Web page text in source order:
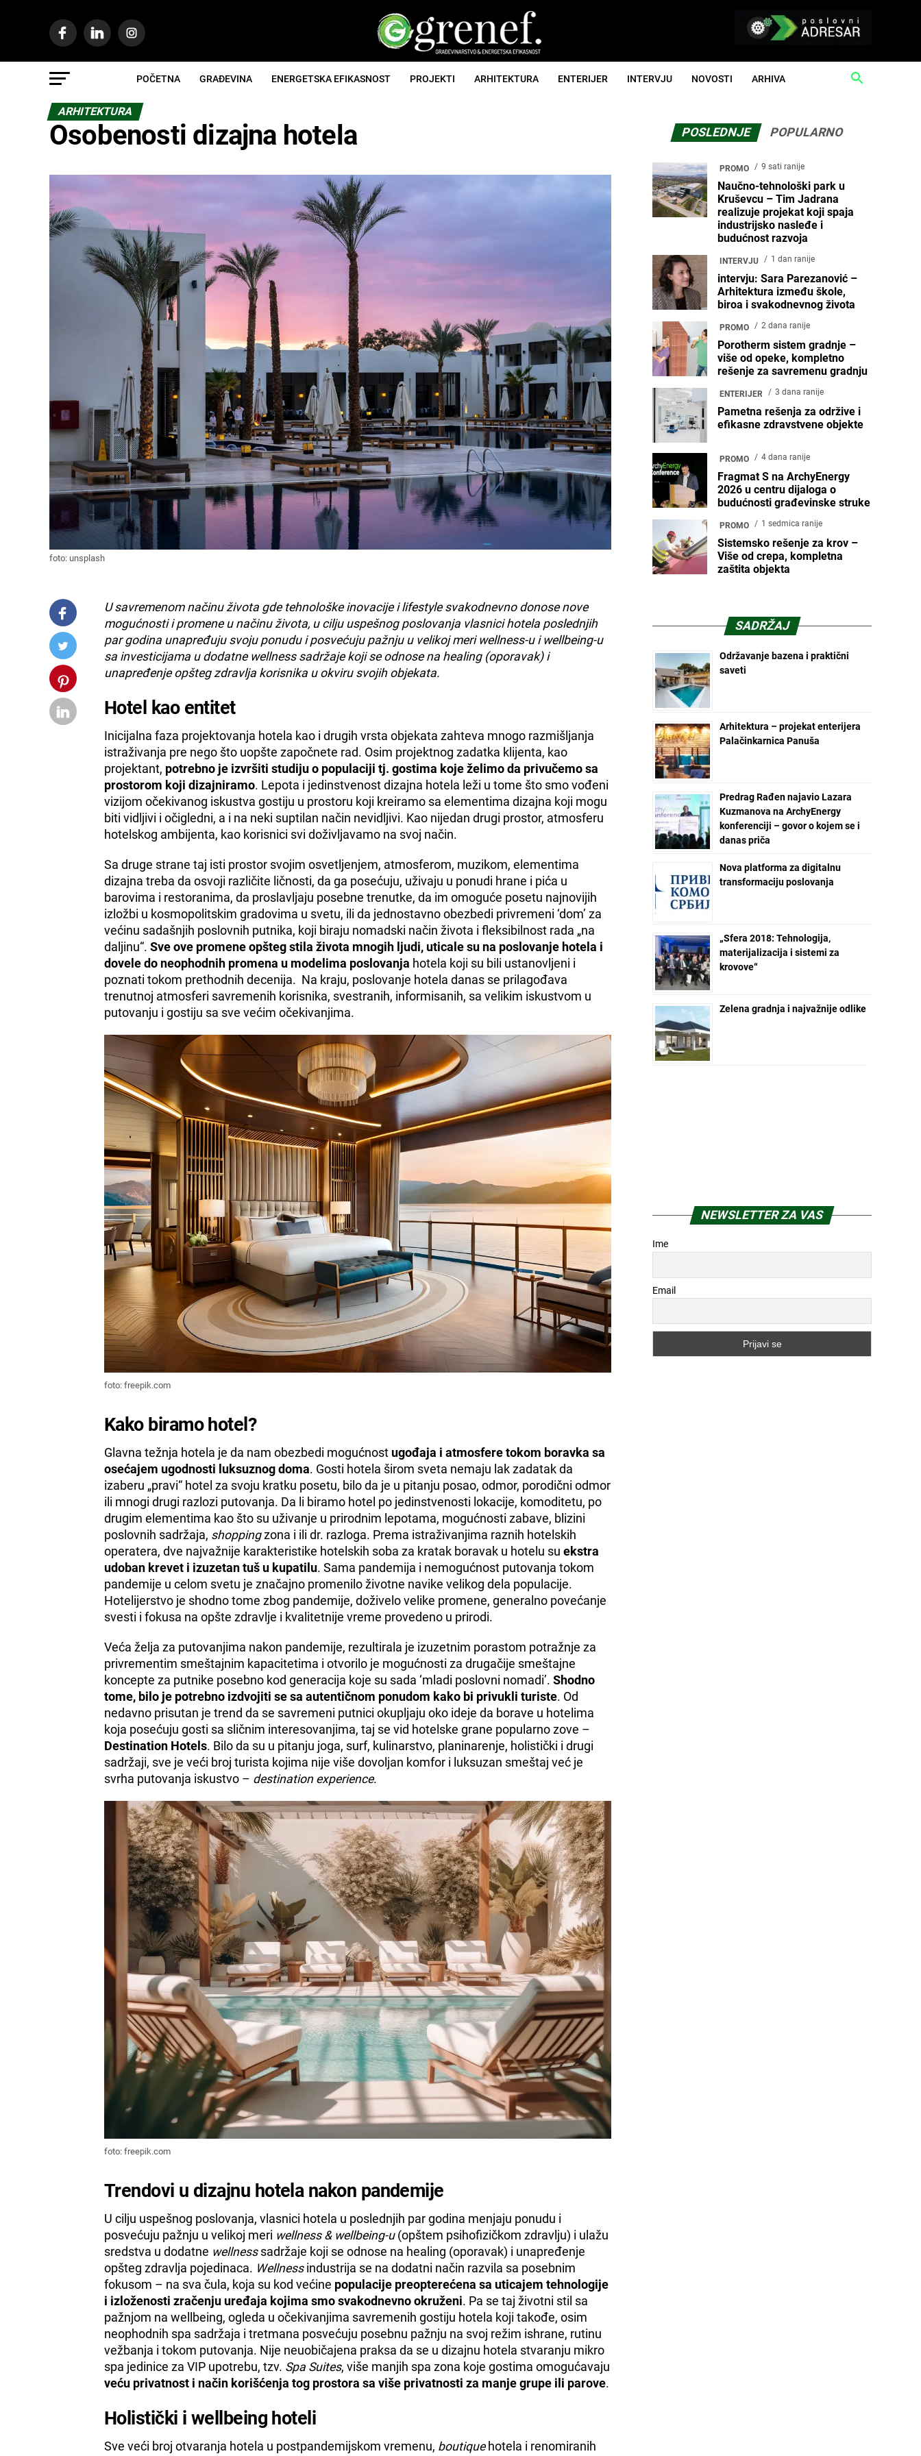
POČETNA GRAĐEVINA ENERGETSKA EFIKASNOST PROJEKTI ARHITEKTURA ENTERIJER INTERVJU NOVOSTI ARHIVA
ARHITEKTURA
Osobenosti dizajna hotela
foto: unsplash
U savremenom načinu života gde tehnološke inovacije i lifestyle svakodnevno donose nove
mogućnosti i promene u načinu života, u cilju uspešnog poslovanja vlasnici hotela poslednjih
par godina unapređuju svoju ponudu i posvećuju pažnju u velikoj meri wellness-u i wellbeing-u
sa investicijama u dodatne wellness sadržaje koji se odnose na healing (oporavak) i
unapređenje opšteg zdravlja korisnika u okviru svojih objekata.
Hotel kao entitet
Inicijalna faza projektovanja hotela kao i drugih vrsta objekata zahteva mnogo razmišljanja
istraživanja pre nego što uopšte započnete rad. Osim projektnog zadatka klijenta, kao
projektant, potrebno je izvršiti studiju o populaciji tj. gostima koje želimo da privučemo sa
prostorom koji dizajniramo. Lepota i jedinstvenost dizajna hotela leži u tome što smo vođeni
vizijom očekivanog iskustva gostiju u prostoru koji kreiramo sa elementima dizajna koji mogu
biti vidljivi i očigledni, a i na neki suptilan način nevidljivi. Kao nijedan drugi prostor, atmosferu
hotelskog ambijenta, kao korisnici svi doživljavamo na svoj način.
Sa druge strane taj isti prostor svojim osvetljenjem, atmosferom, muzikom, elementima
dizajna treba da osvoji različite ličnosti, da ga posećuju, uživaju u ponudi hrane i pića u
barovima i restoranima, da proslavljaju posebne trenutke, da im omoguće posetu najnovijih
izložbi u kosmopolitskim gradovima u svetu, ili da jednostavno obezbedi privremeni ‘dom’ za
većinu sadašnjih poslovnih putnika, koji biraju nomadski način života i fleksibilnost rada „na
daljinu“. Sve ove promene opšteg stila života mnogih ljudi, uticale su na poslovanje hotela i
dovele do neophodnih promena u modelima poslovanja hotela koji su bili ustanovljeni i
poznati tokom prethodnih decenija. Na kraju, poslovanje hotela danas se prilagođava
trenutnoj atmosferi savremenih korisnika, svestranih, informisanih, sa velikim iskustvom u
putovanju i gostiju sa sve većim očekivanjima.
foto: freepik.com
Kako biramo hotel?
Glavna težnja hotela je da nam obezbedi mogućnost ugođaja i atmosfere tokom boravka sa
osećajem ugodnosti luksuznog doma. Gosti hotela širom sveta nemaju lak zadatak da
izaberu „pravi“ hotel za svoju kratku posetu, bilo da je u pitanju posao, odmor, porodični odmor
ili mnogi drugi razlozi putovanja. Da li biramo hotel po jedinstvenosti lokacije, komoditetu, po
drugim elementima kao što su uživanje u prirodnim lepotama, mogućnosti zabave, blizini
poslovnih sadržaja, shoppingzona i ili dr. razloga. Prema istraživanjima raznih hotelskih
operatera, dve najvažnije karakteristike hotelskih soba za kratak boravak u hotelu su ekstra
udoban krevet i izuzetan tuš u kupatilu. Sama pandemija i nemogućnost putovanja tokom
pandemije u celom svetu je značajno promenilo životne navike velikog dela populacije.
Hotelijerstvo je shodno tome zbog pandemije, doživelo velike promene, generalno povećanje
svesti i fokusa na opšte zdravlje i kvalitetnije vreme provedeno u prirodi.
Veća želja za putovanjima nakon pandemije, rezultirala je izuzetnim porastom potražnje za
privrementim smeštajnim kapacitetima i otvorilo je mogućnosti za drugačije smeštajne
koncepte za putnike posebno kod generacija koje su sada ‘mladi poslovni nomadi’. Shodno
tome, bilo je potrebno izdvojiti se sa autentičnom ponudom kako bi privukli turiste. Od
nedavno prisutan je trend da se savremeni putnici okupljaju oko ideje da borave u hotelima
koja posećuju gosti sa sličnim interesovanjima, taj se vid hotelske grane popularno zove –
Destination Hotels. Bilo da su u pitanju joga, surf, kulinarstvo, planinarenje, holistički i drugi
sadržaji, sve je veći broj turista kojima nije više dovoljan komfor i luksuzan smeštaj već je
svrha putovanja iskustvo – destination experience.
foto: freepik.com
Trendovi u dizajnu hotela nakon pandemije
U cilju uspešnog poslovanja, vlasnici hotela u poslednjih par godina menjaju ponudu i
posvećuju pažnju u velikoj meri wellness & wellbeing-u(opštem psihofizičkom zdravlju) i ulažu
sredstva u dodatne wellnesssadržaje koji se odnose na healing (oporavak) i unapređenje
opšteg zdravlja pojedinaca. Wellnessindustrija se na dodatni način razvila sa posebnim
fokusom – na sva čula, koja su kod većine populacije preopterećena sa uticajem tehnologije
i izloženosti zračenju uređaja kojima smo svakodnevno okruženi. Pa se taj životni stil sa
pažnjom na wellbeing, ogleda u očekivanjima savremenih gostiju hotela koji takođe, osim
neophodnih spa sadržaja i tretmana posvećuju posebnu pažnju na svoj režim ishrane, rutinu
vežbanja i tokom putovanja. Nije neuobičajena praksa da se u dizajnu hotela stvaranju mikro
spa jedinice za VIP upotrebu, tzv. Spa Suites, više manjih spa zona koje gostima omogućavaju
veću privatnost i način korišćenja tog prostora sa više privatnosti za manje grupe ili parove.
Holistički i wellbeing hoteli
Sve veći broj otvaranja hotela u postpandemijskom vremenu, boutiquehotela i renomiranih
POSLEDNJE POPULARNO
PROMO 9 sati ranije
Naučno-tehnološki park u
Kruševcu – Tim Jadrana
realizuje projekat koji spaja
industrijsko nasleđe i
budućnost razvoja
INTERVJU 1 dan ranije
intervju: Sara Parezanović –
Arhitektura između škole,
biroa i svakodnevnog života
PROMO 2 dana ranije
Porotherm sistem gradnje –
više od opeke, kompletno
rešenje za savremenu gradnju
ENTERIJER 3 dana ranije
Pametna rešenja za održive i
efikasne zdravstvene objekte
PROMO 4 dana ranije
Fragmat S na ArchyEnergy
2026 u centru dijaloga o
budućnosti građevinske struke
PROMO 1 sedmica ranije
Sistemsko rešenje za krov –
Više od crepa, kompletna
zaštita objekta
SADRŽAJ
Održavanje bazena i praktični
saveti
Arhitektura – projekat enterijera
Palačinkarnica Panuša
Predrag Rađen najavio Lazara
Kuzmanova na ArchyEnergy
konferenciji – govor o kojem se i
danas priča
Nova platforma za digitalnu
transformaciju poslovanja
„Sfera 2018: Tehnologija,
materijalizacija i sistemi za
krovove“
Zelena gradnja i najvažnije odlike
NEWSLETTER ZA VAS
Ime
Email